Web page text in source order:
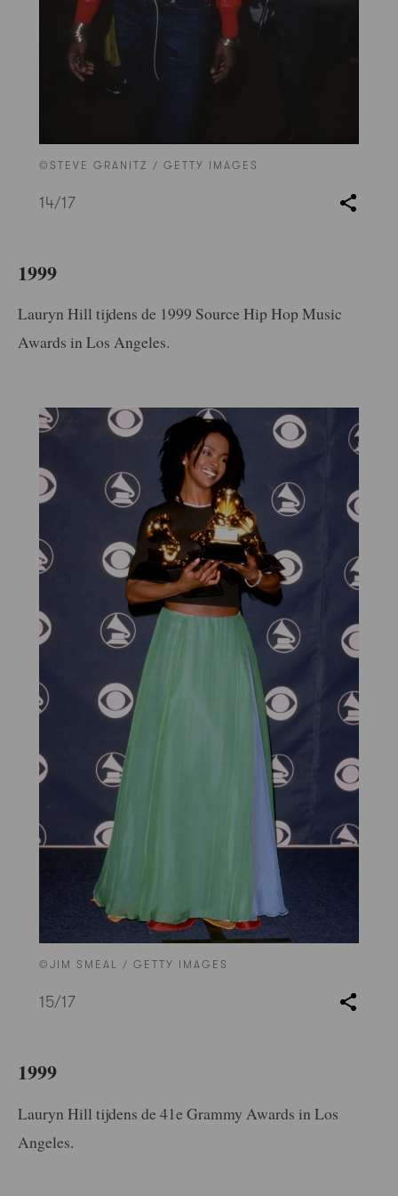
©STEVE GRANITZ / GETTY IMAGES
14/17
1999
Lauryn Hill tijdens de 1999 Source Hip Hop Music
Awards in Los Angeles.
©JIM SMEAL / GETTY IMAGES
15/17
1999
Lauryn Hill tijdens de 41e Grammy Awards in Los
Angeles.